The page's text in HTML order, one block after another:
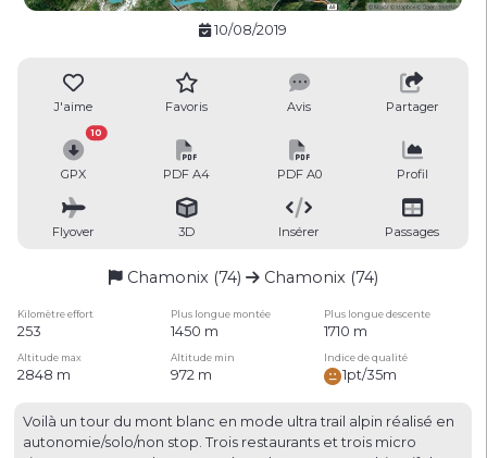
10/08/2019
J'aime Favoris Avis Partager
GPX
10
PDF A4 PDF A0 Profil
Flyover 3D Insérer Passages
Chamonix (74) Chamonix (74)
Kilomètre effort Plus longue montée Plus longue descente
253 1450 m 1710 m
Altitude max Altitude min Indice de qualité
2848 m 972 m 1pt/35m
Voilà un tour du mont blanc en mode ultra trail alpin réalisé en
autonomie/solo/non stop. Trois restaurants et trois micro